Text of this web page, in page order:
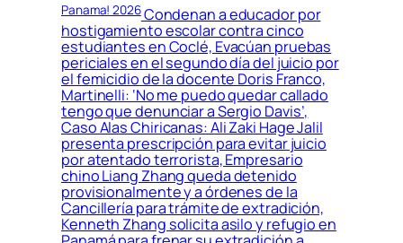
Panama! 2026Condenan a educador por
hostigamiento escolar contra cinco
estudiantes en Coclé, Evacúan pruebas
periciales en el segundo día del juicio por
el femicidio de la docente Doris Franco,
Martinelli: ‘No me puedo quedar callado
tengo que denunciar a Sergio Davis’,
Caso Alas Chiricanas: Ali Zaki Hage Jalil
presenta prescripción para evitar juicio
por atentado terrorista, Empresario
chino Liang Zhang queda detenido
provisionalmente y a órdenes de la
Cancillería para trámite de extradición,
Kenneth Zhang solicita asilo y refugio en